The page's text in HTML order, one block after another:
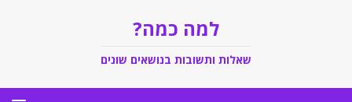
למה כמה?
שאלות ותשובות בנושאים שונים